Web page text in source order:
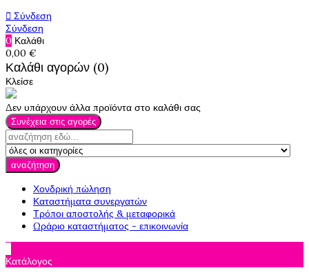
 Σύνδεση
Σύνδεση
0 Καλάθι
0,00 €
Καλάθι αγορών (0)
Κλείσε
Δεν υπάρχουν άλλα προϊόντα στο καλάθι σας
Συνέχεια στις αγορές
αναζήτηση
Χονδρική πώληση
Καταστήματα συνεργατών
Τρόποι αποστολής & μεταφορικά
Ωράριο καταστήματος - επικοινωνία
Κατάλογος